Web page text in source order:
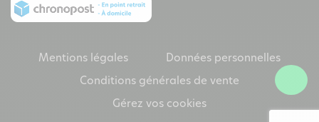
Mentions légales Données personnelles
Conditions générales de vente
Gérez vos cookies